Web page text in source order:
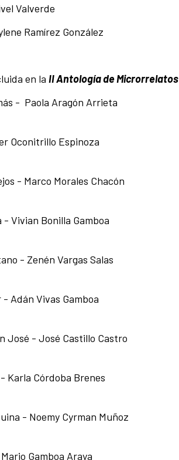
Valverde
Ramírez González
en la II Antología de Microrrelatos
- Paola Aragón Arrieta
Oconitrillo Espinoza
- Marco Morales Chacón
- Vivian Bonilla Gamboa
- Zenén Vargas Salas
- Adán Vivas Gamboa
José - José Castillo Castro
Karla Córdoba Brenes
- Noemy Cyrman Muñoz
Gamboa Araya